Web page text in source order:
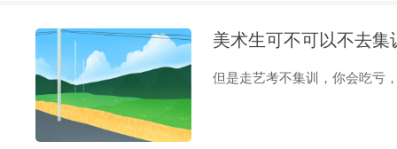
美术生可不可以不去集
但是走艺考不集训，你会吃亏